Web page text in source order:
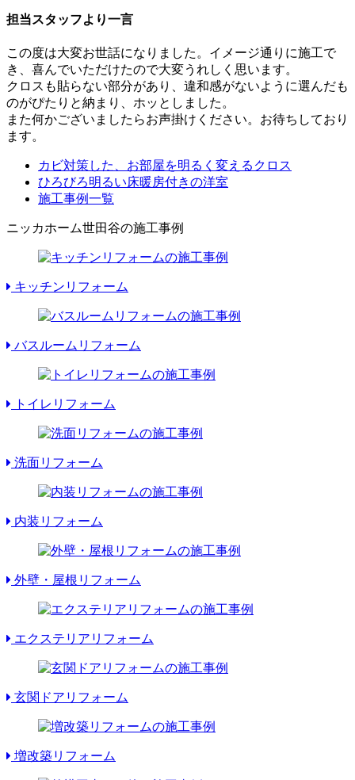
担当スタッフより一言
この度は大変お世話になりました。イメージ通りに施工で
き、喜んでいただけたので大変うれしく思います。
クロスも貼らない部分があり、違和感がないように選んだも
のがぴたりと納まり、ホッとしました。
また何かございましたらお声掛けください。お待ちしており
ます。
カビ対策した、お部屋を明るく変えるクロス
ひろびろ明るい床暖房付きの洋室
施工事例一覧
ニッカホーム世田谷の施工事例
キッチンリフォーム
バスルームリフォーム
トイレリフォーム
洗面リフォーム
内装リフォーム
外壁・屋根リフォーム
エクステリアリフォーム
玄関ドアリフォーム
増改築リフォーム